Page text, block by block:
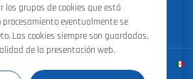
los grupos de cookies que está
procesamiento eventualmente se
Las cookies siempre son guardadas,
de la presentación web.